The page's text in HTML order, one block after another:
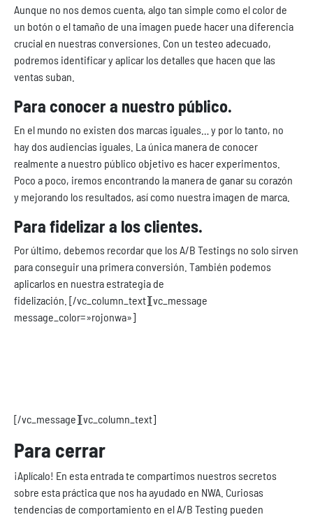
Aunque no nos demos cuenta, algo tan simple como el color de
un botón o el tamaño de una imagen puede hacer una diferencia
crucial en nuestras conversiones. Con un testeo adecuado,
podremos identificar y aplicar los detalles que hacen que las
ventas suban.
Para conocer a nuestro público.
En el mundo no existen dos marcas iguales… y por lo tanto, no
hay dos audiencias iguales. La única manera de conocer
realmente a nuestro público objetivo es hacer experimentos.
Poco a poco, iremos encontrando la manera de ganar su corazón
y mejorando los resultados, así como nuestra imagen de marca.
Para fidelizar a los clientes.
Por último, debemos recordar que los A/B Testings no solo sirven
para conseguir una primera conversión. También podemos
aplicarlos en nuestra estrategia de
fidelización. [/vc_column_text][vc_message
message_color=»rojonwa»]
[/vc_message][vc_column_text]
Para cerrar
¡Aplícalo! En esta entrada te compartimos nuestros secretos
sobre esta práctica que nos ha ayudado en NWA. Curiosas
tendencias de comportamiento en el A/B Testing pueden